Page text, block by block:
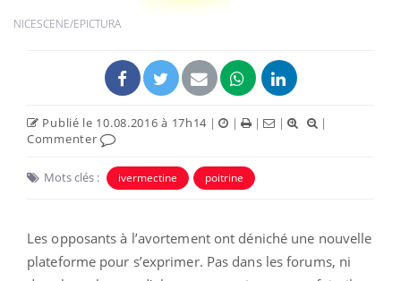
NICESCENE/EPICTURA
Publié le 10.08.2016 à 17h14 | | | |
|
Commenter
Mots clés : ivermectine poitrine
Les opposants à l’avortement ont déniché une nouvelle
plateforme pour s’exprimer. Pas dans les forums, ni